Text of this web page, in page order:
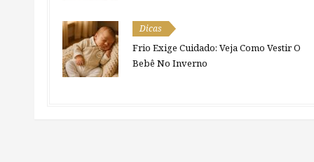
Dicas
Frio Exige Cuidado: Veja Como Vestir O
Bebê No Inverno